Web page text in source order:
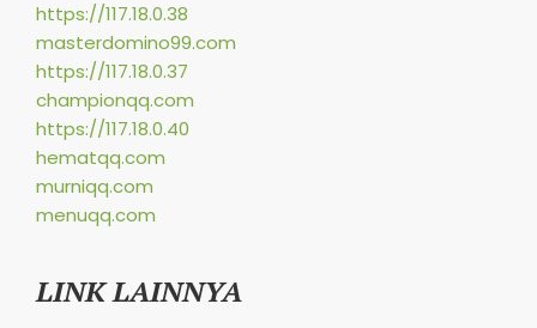
https://117.18.0.38
masterdomino99.com
https://117.18.0.37
championqq.com
https://117.18.0.40
hematqq.com
murniqq.com
menuqq.com
LINK LAINNYA